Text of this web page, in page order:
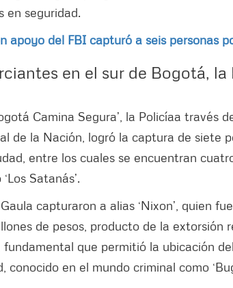
en seguridad.
apoyo del FBI capturó a seis personas
en el sur de Bogotá,
Camina Segura’, la Policíaa través
de la Nación, logró la captura de siete
entre los cuales se encuentran
Satanás’.
capturaron a alias ‘Nixon’, quien
de pesos, producto de la extorsión
que permitió la ubicación
conocido en el mundo criminal como